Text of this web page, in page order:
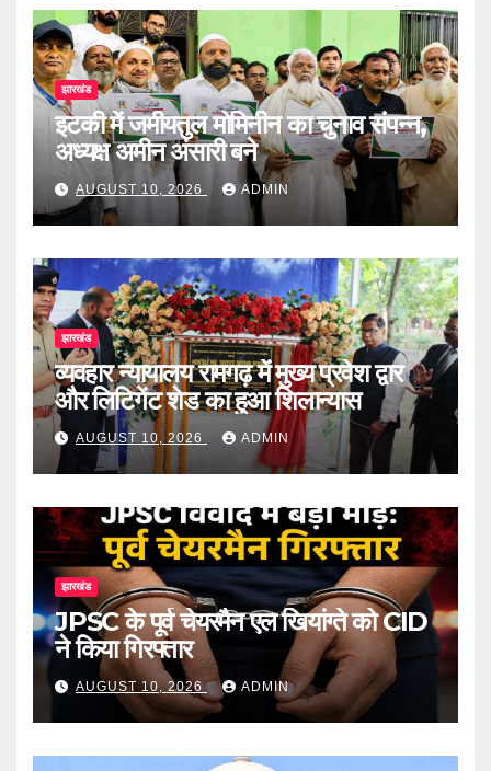
झारखंड
इटकी में जमीयतुल मोमिनीन का चुनाव संपन्न,
अध्यक्ष अमीन अंसारी बने
AUGUST 10, 2026 ADMIN
झारखंड
व्यवहार न्यायालय रामगढ़ में मुख्य प्रवेश द्वार
और लिटिगेंट शेड का हुआ शिलान्यास
AUGUST 10, 2026 ADMIN
झारखंड
JPSC के पूर्व चेयरमैन एल खियांग्ते को CID
ने किया गिरफ्तार
AUGUST 10, 2026 ADMIN